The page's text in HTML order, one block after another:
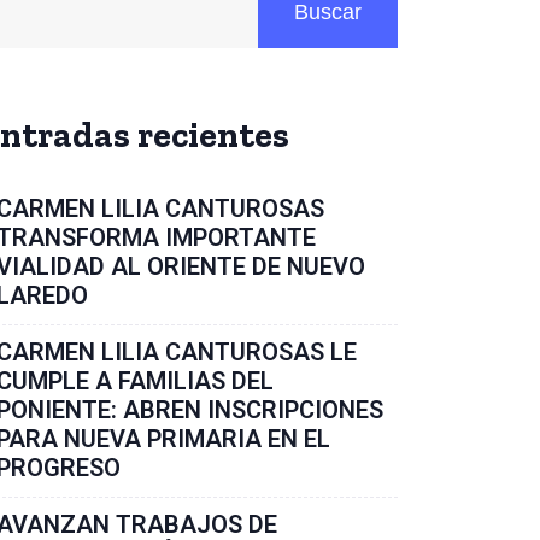
Buscar
recientes
LILIA CANTUROSAS
IMPORTANTE
AL ORIENTE DE NUEVO
LILIA CANTUROSAS LE
A FAMILIAS DEL
ABREN INSCRIPCIONES
NUEVA PRIMARIA EN EL
TRABAJOS DE